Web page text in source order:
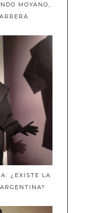
MOYANO,
¿EXISTE LA